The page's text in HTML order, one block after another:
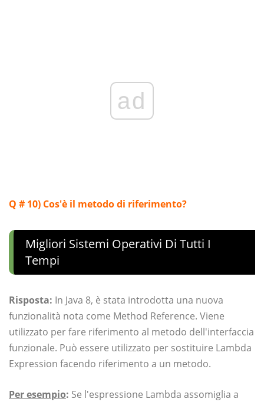
ad
Q # 10) Cos'è il metodo di riferimento?
Migliori Sistemi Operativi Di Tutti I
Tempi
Risposta: In Java 8, è stata introdotta una nuova
funzionalità nota come Method Reference. Viene
utilizzato per fare riferimento al metodo dell'interfaccia
funzionale. Può essere utilizzato per sostituire Lambda
Expression facendo riferimento a un metodo.
Per esempio: Se l'espressione Lambda assomiglia a